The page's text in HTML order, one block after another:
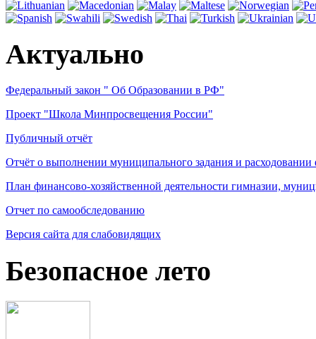
Актуально
Федеральный закон " Об Образовании в РФ"
Проект "Школа Минпросвещения России"
Публичный отчёт
Отчёт о выполнении муниципального задания и
План финансово-хозяйственной деятельности гимназии,
Отчет по самообследованию
Версия сайта для слабовидящих
Безопасное лето